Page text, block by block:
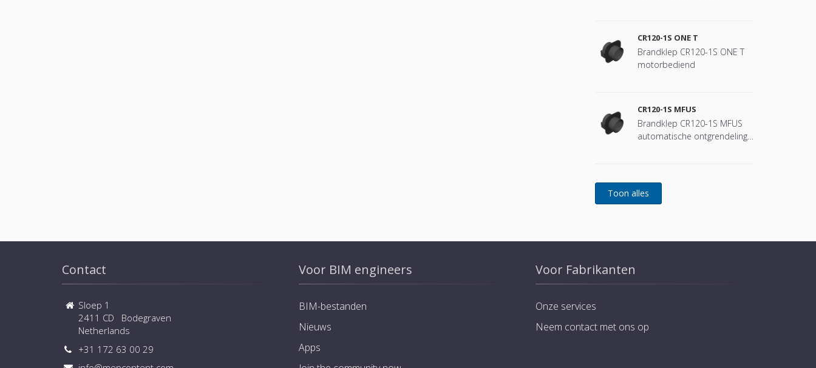
CR120-1S ONE T
Brandklep CR120-1S ONE T
motorbediend
CR120-1S MFUS
Brandklep CR120-1S MFUS
automatische ontgrendeling
Contact
Sloep 1
2411 CD Bodegraven
Netherlands
+31 172 63 00 29
Voor BIM engineers
BIM-bestanden
Nieuws
Apps
Voor Fabrikanten
Onze services
Neem contact met ons op